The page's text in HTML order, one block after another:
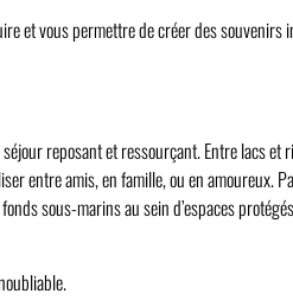
et vous permettre de créer des
reposant et ressourçant. Entre lacs
entre amis, en famille, ou en amoureux.
sous-marins au sein d’espaces